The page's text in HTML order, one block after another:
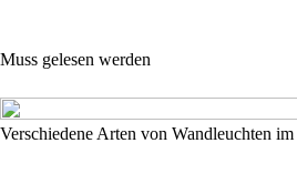
Muss gelesen werden
Verschiedene Arten von Wandleuchten